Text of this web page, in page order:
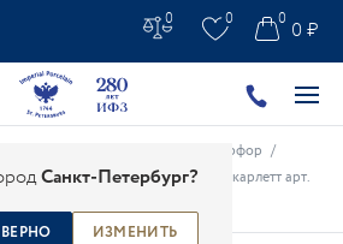
Санкт-Петербург?
ИЗМЕНИТЬ
0 0 0 ₽
0
Рождественский и новогодний фарфор /
Стандартная 2 рисунок №1 Скарлетт арт.